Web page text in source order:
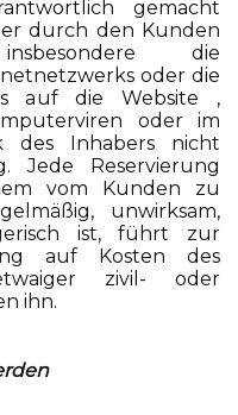
gemacht
durch den Kunden
die
oder die
auf die Website ,
oder im
des Inhabers nicht
Jede Reservierung
vom Kunden zu
unwirksam,
ist, führt zur
auf Kosten des
zivil- oder
ihn.